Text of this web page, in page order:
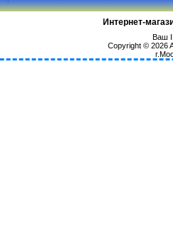
Интернет-
Ваш
Copyright © 2026